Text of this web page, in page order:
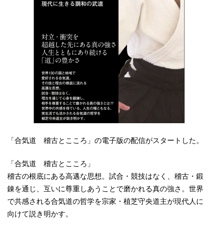
「合気道 稽古とこころ」の電子版の配信がスタートした。
「合気道 稽古とこころ」
稽古の根底にある高邁な思想。試合・競技はなく、稽古・鍛
錬を通じ、互いに尊重しあうことで磨かれる真の強さ。世界
で共感される合気道の哲学を宗家・植芝守央道主が現代人に
向けて説き明かす。